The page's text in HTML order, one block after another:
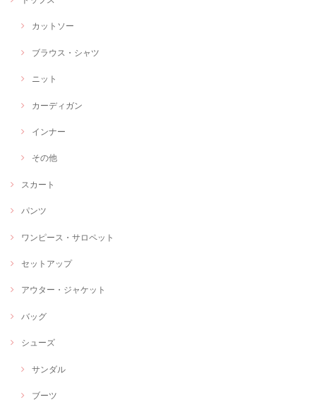
カットソー
ブラウス・シャツ
ニット
カーディガン
インナー
その他
スカート
パンツ
ワンピース・サロペット
セットアップ
アウター・ジャケット
バッグ
シューズ
サンダル
ブーツ